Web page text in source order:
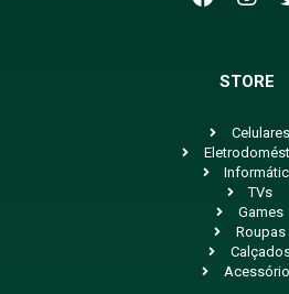
STORE
Celulares
TVs
Games
Roupas